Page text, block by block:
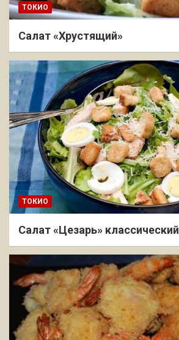
ТОКИО
Салат «Хрустящий»
ТОКИО
Салат «Цезарь» классический